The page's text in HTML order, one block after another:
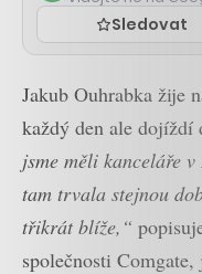
Sledovat
Jakub Ouhrabka žije
každý den ale dojíždí
jsme měli kanceláře
tam trvala stejnou
třikrát blíže,“
společnosti